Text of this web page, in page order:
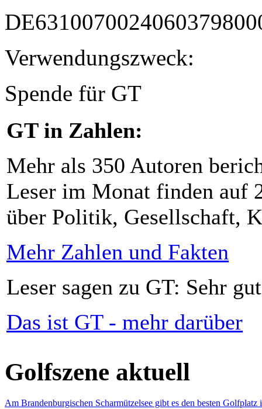
Verwendungszweck:
Spende für GT
GT in Zahlen:
Mehr als 350 Autoren
Leser im Monat finden auf
über Politik, Gesellschaft,
Mehr Zahlen und Fakten
Leser sagen zu GT: Sehr
Das ist GT - mehr darüber
Golfszene aktuell
Am Brandenburgischen Scharmützelsee gibt es den besten